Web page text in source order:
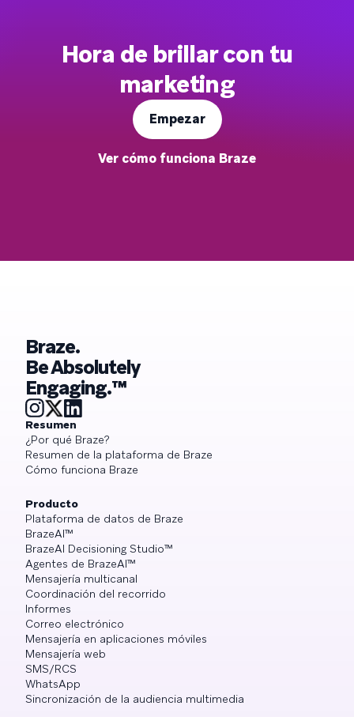
Hora de brillar con tu
marketing
Empezar
Ver cómo funciona Braze
Braze.
Be Absolutely
Engaging.™
Resumen
¿Por qué Braze?
Resumen de la plataforma de Braze
Cómo funciona Braze
Producto
Plataforma de datos de Braze
BrazeAI™
BrazeAI Decisioning Studio™
Agentes de BrazeAI™
Mensajería multicanal
Coordinación del recorrido
Informes
Correo electrónico
Mensajería en aplicaciones móviles
Mensajería web
SMS/RCS
WhatsApp
Sincronización de la audiencia multimedia